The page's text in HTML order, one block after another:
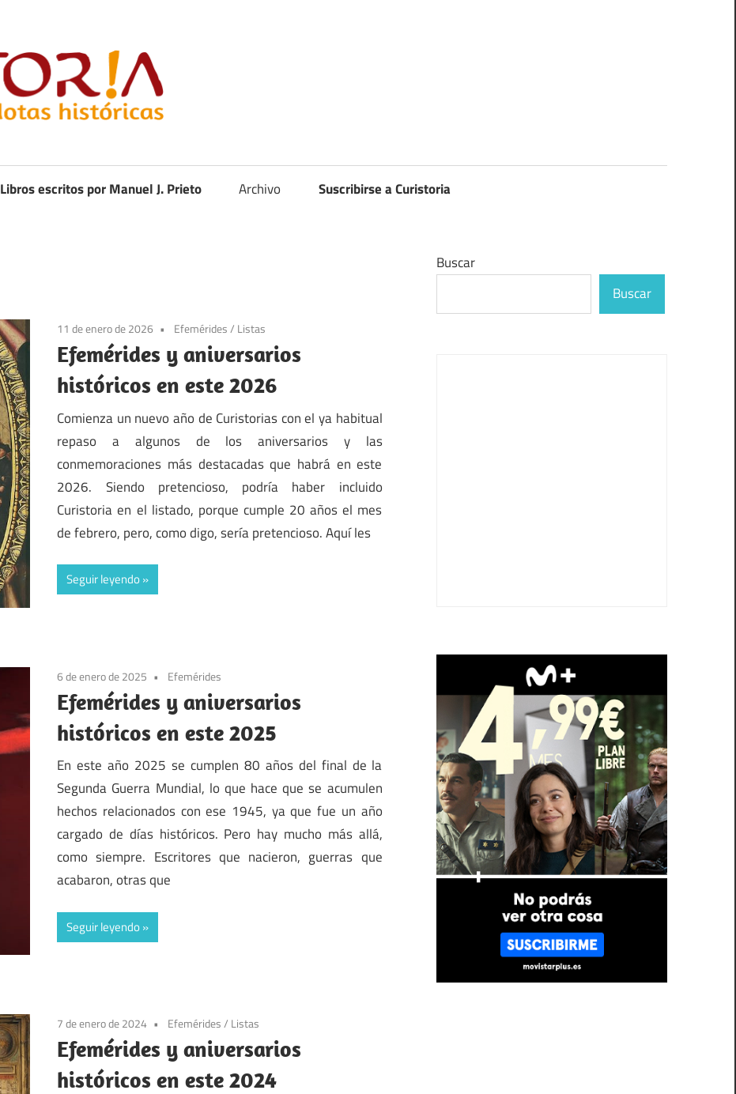
Libros escritos por Manuel J. Prieto Archivo Suscribirse a Curistoria
11 de enero de 2026 Efemérides/ Listas
Efemérides y aniversarios
históricos en este 2026
Comienza un nuevo año de Curistorias con el ya habitual
repaso a algunos de los aniversarios y las
conmemoraciones más destacadas que habrá en este
2026. Siendo pretencioso, podría haber incluido
Curistoria en el listado, porque cumple 20 años el mes
de febrero, pero, como digo, sería pretencioso. Aquí les
Seguir leyendo
6 de enero de 2025 Efemérides
Efemérides y aniversarios
históricos en este 2025
En este año 2025 se cumplen 80 años del final de la
Segunda Guerra Mundial, lo que hace que se acumulen
hechos relacionados con ese 1945, ya que fue un año
cargado de días históricos. Pero hay mucho más allá,
como siempre. Escritores que nacieron, guerras que
acabaron, otras que
Seguir leyendo
7 de enero de 2024 Efemérides/ Listas
Efemérides y aniversarios
históricos en este 2024
Buscar
Buscar